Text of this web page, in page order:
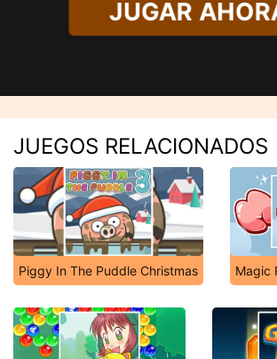
JUGAR
JUEGOS RELACIONADOS
Piggy In The Puddle Christmas Magic